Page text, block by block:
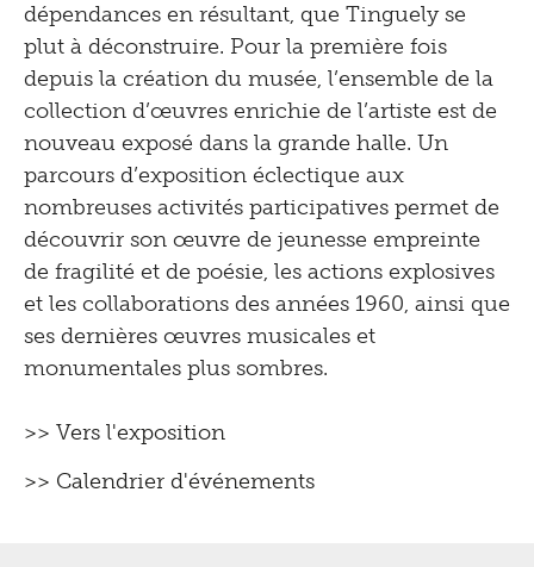
dépendances en résultant, que Tinguely se
plut à déconstruire. Pour la première fois
depuis la création du musée, l’ensemble de la
collection d’œuvres enrichie de l’artiste est de
nouveau exposé dans la grande halle. Un
parcours d’exposition éclectique aux
nombreuses activités participatives permet de
découvrir son œuvre de jeunesse empreinte
de fragilité et de poésie, les actions explosives
et les collaborations des années 1960, ainsi que
ses dernières œuvres musicales et
monumentales plus sombres.
>> Vers l'exposition
>> Calendrier d'événements